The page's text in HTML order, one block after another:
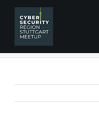
Zum
Inhalt
springen
VERANSTALTER
09|25 Cybersecurity
bei Deloitte GmbH